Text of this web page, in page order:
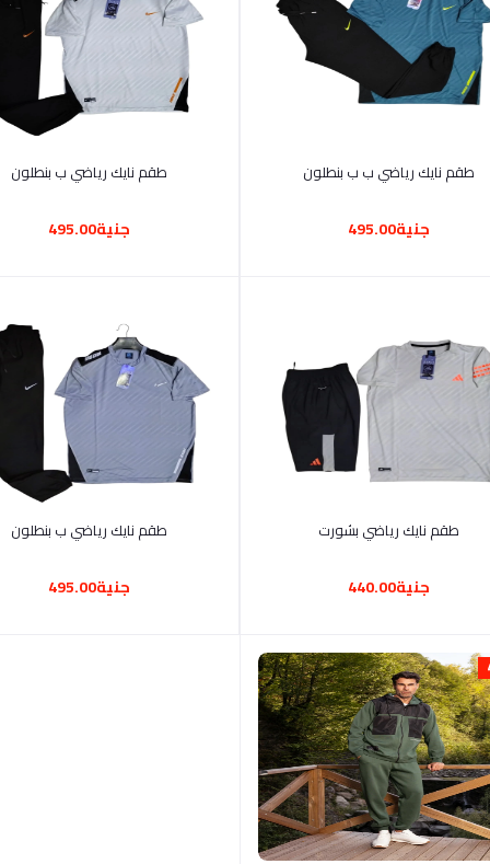
أضف إلى السلة
طقم نايك رياضي ب ب بنطلون
جنية495.00
أضف إلى السلة
طقم نايك رياضي ب بنطلون
جنية495.00
أضف إلى السلة
طقم نايك رياضي بشورت
جنية440.00
أضف إلى السلة
طقم نايك رياضي ب بنطلون
جنية495.00